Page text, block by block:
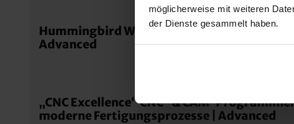
möglicherweise mit weiteren
der Dienste gesammelt haben.
Hummingbird Werkzeugmanagement und
Advanced
„CNC Excellence“ CNC- & CAM-
moderne Fertigungsprozesse | Advanced